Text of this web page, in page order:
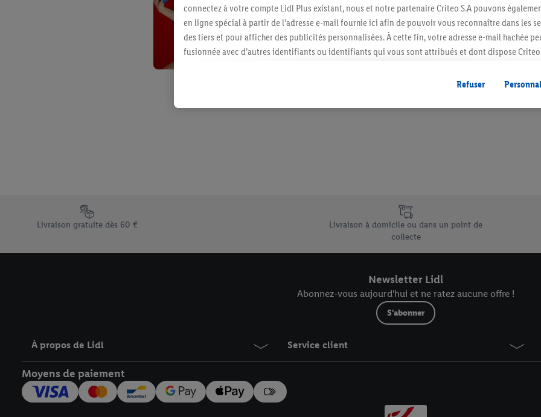
S'abonner
Élément du pied de page avec les différents arguments de vente uniques de Lidl.be
Livraison gratuite dès 60 €
Livraison à domicile ou dans un point de
collecte
Newsletter Lidl
Abonnez-vous aujourd'hui et ne ratez aucune offre !
S'abonner
À propos de Lidl Service client
Moyens de paiement
connectez à votre compte Lidl Plus existant, nous et notre partenaire Criteo S.A pouvons
en ligne spécial à partir de l’adresse e-mail fournie ici afin de pouvoir vous reconnaître dans les
des tiers et pour afficher des publicités personnalisées. À cette fin, votre adresse e-mail hachée
fusionnée avec d’autres identifiants ou identifiants qui vous sont attribués et dont dispose Criteo
vous avez montré de l’intérêt (par exemple en plaçant le produit dans un panier d’un webshop
l’achat) peuvent également être affichées sur plusieurs apppareils et plusieurs services de Lidl si
plusieurs services de Lidl peuvent vous être attribués en utilisant votre adresse e-mail hachée et,
déclaration relative à la protection des données
Refuser